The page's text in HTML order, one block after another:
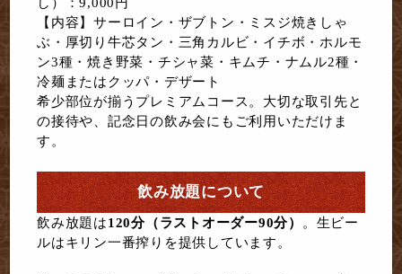
【内容】サーロイン・ザブトン・ミスジ焼きしゃ
ぶ・厚切り牛芯タン・三角カルビ・イチボ・ホルモ
ン3種・焼き野菜・チシャ菜・キムチ・ナムル2種・
冷麺またはクッパ・デザート
希少部位が揃うプレミアムコース。大切な取引先と
の接待や、記念日の飲み会にもご利用いただけま
す。
飲み放題について
飲み放題は120分（ラストオーダー90分） 。生ビー
ルはキリン一番搾りを提供しています。